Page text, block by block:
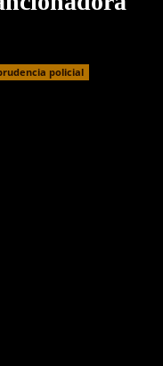
policial